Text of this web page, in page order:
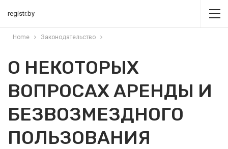
registr.by
Home Законодательство
О НЕКОТОРЫХ
ВОПРОСАХ АРЕНДЫ И
БЕЗВОЗМЕЗДНОГО
ПОЛЬЗОВАНИЯ